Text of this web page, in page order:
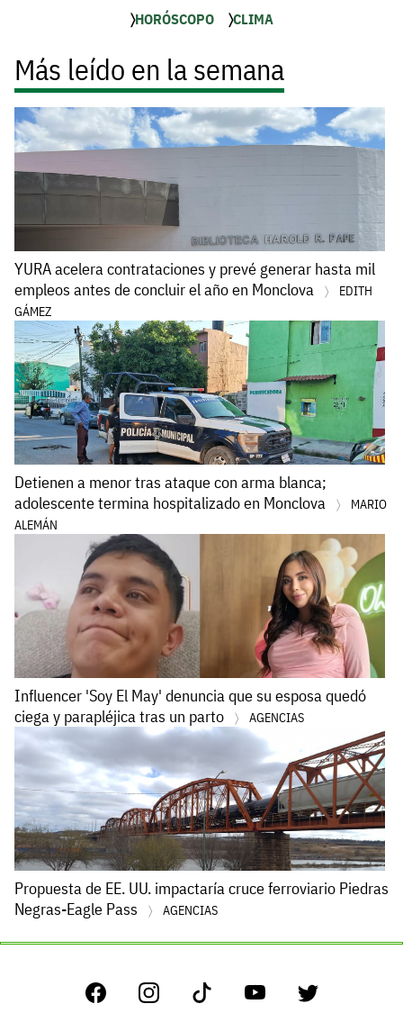
HORÓSCOPO CLIMA
Más leído en la semana
YURA acelera contrataciones y prevé generar hasta mil
empleos antes de concluir el año en Monclova
EDITH
GÁMEZ
Detienen a menor tras ataque con arma blanca;
adolescente termina hospitalizado en Monclova
MARIO
ALEMÁN
Influencer 'Soy El May' denuncia que su esposa quedó
ciega y parapléjica tras un parto
AGENCIAS
Propuesta de EE. UU. impactaría cruce ferroviario Piedras
Negras-Eagle Pass
AGENCIAS